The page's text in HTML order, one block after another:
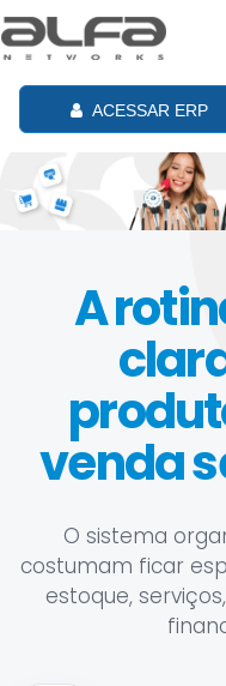
ACESSAR ERP
A
venda
O sistema
costumam ficar
estoque,